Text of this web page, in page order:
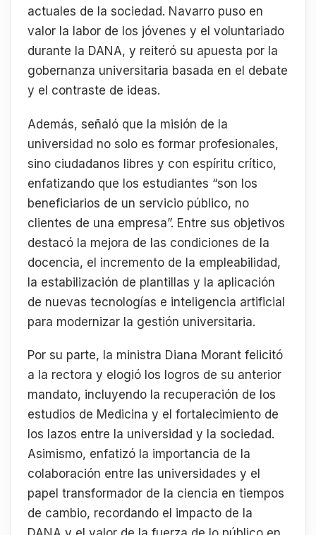
actuales de la sociedad. Navarro puso en
valor la labor de los jóvenes y el voluntariado
durante la DANA, y reiteró su apuesta por la
gobernanza universitaria basada en el debate
y el contraste de ideas.
Además, señaló que la misión de la
universidad no solo es formar profesionales,
sino ciudadanos libres y con espíritu crítico,
enfatizando que los estudiantes “son los
beneficiarios de un servicio público, no
clientes de una empresa”. Entre sus objetivos
destacó la mejora de las condiciones de la
docencia, el incremento de la empleabilidad,
la estabilización de plantillas y la aplicación
de nuevas tecnologías e inteligencia artificial
para modernizar la gestión universitaria.
Por su parte, la ministra Diana Morant felicitó
a la rectora y elogió los logros de su anterior
mandato, incluyendo la recuperación de los
estudios de Medicina y el fortalecimiento de
los lazos entre la universidad y la sociedad.
Asimismo, enfatizó la importancia de la
colaboración entre las universidades y el
papel transformador de la ciencia en tiempos
de cambio, recordando el impacto de la